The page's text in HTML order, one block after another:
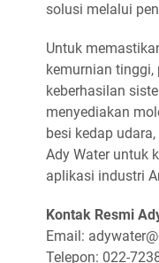
solusi melalui
Untuk
kemurnian
keberhasilan
menyediakan
besi kedap
Ady Water untuk
aplikasi industri
Kontak Resmi
Email:
Telepon: 022-